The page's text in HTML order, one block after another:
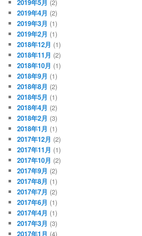
2019年5月 (2)
2019年4月 (2)
2019年3月 (1)
2019年2月 (1)
2018年12月 (1)
2018年11月 (2)
2018年10月 (1)
2018年9月 (1)
2018年8月 (2)
2018年5月 (1)
2018年4月 (2)
2018年2月 (3)
2018年1月 (1)
2017年12月 (2)
2017年11月 (1)
2017年10月 (2)
2017年9月 (2)
2017年8月 (1)
2017年7月 (2)
2017年6月 (1)
2017年4月 (1)
2017年3月 (3)
2017年1月 (4)